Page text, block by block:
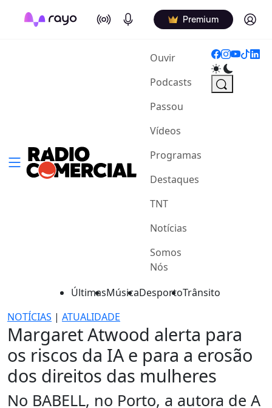
On Air Podcasts Premium Log in
Ouvir(current)
Podcasts
Passou
Vídeos
Programas
Destaques
TNT
Notícias
Somos
Nós
ÚltimasMúsicaDesportoTrânsito
NOTÍCIAS | ATUALIDADE
Margaret Atwood alerta para
os riscos da IA e para a erosão
dos direitos das mulheres
No BABELL, no Porto, a autora de A